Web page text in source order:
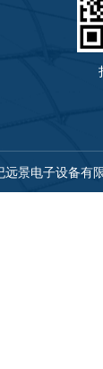
纪远景电子设